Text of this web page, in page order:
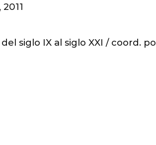
siglo IX al siglo XXI / coord.